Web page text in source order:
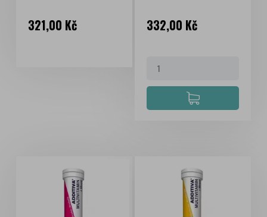
Cena
321,00 Kč Cena
332,00 Kč